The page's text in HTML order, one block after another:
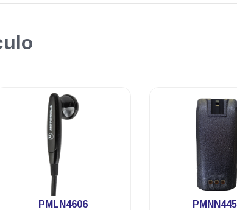
PMLN4606
.